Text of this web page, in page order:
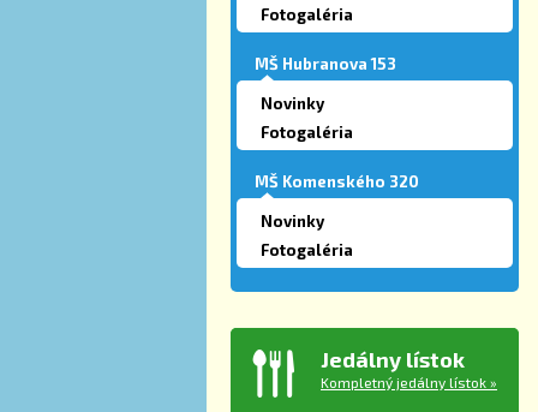
Fotogaléria
MŠ Hubranova 153
Novinky
Fotogaléria
MŠ Komenského 320
Novinky
Fotogaléria
Jedálny lístok
Kompletný jedálny lístok »